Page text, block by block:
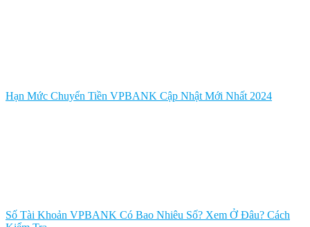
Hạn Mức Chuyển Tiền VPBANK Cập Nhật Mới Nhất 2024
Số Tài Khoản VPBANK Có Bao Nhiêu Số? Xem Ở Đâu? Cách